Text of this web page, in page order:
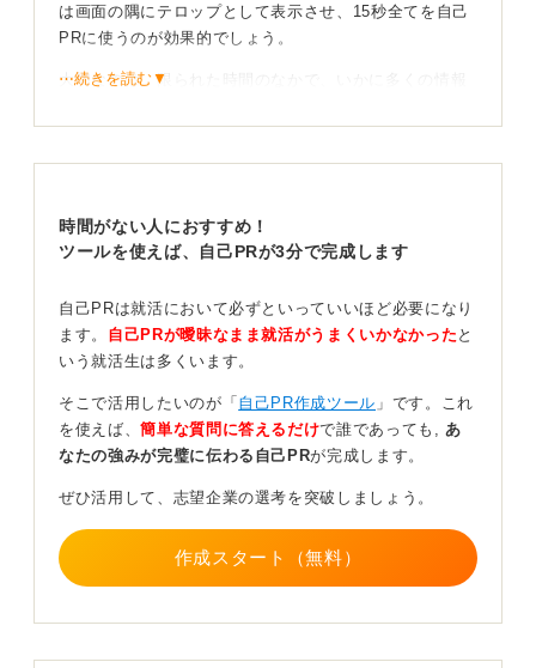
は画面の隅にテロップとして表示させ、15秒全てを自己
PRに使うのが効果的でしょう。
大切なのは、限られた時間のなかで、いかに多くの情報
CMをイメージ！ インパクトのある動画で記憶に残
イメージとしては、情報を詰めこんで説明するのではな
く、一つのメッセージを強調するテレビCMのようなイン
短い時間だからこそ、記憶に残るような「見せる」工夫
が、他の学生との差別化につながります。
⋯続きを読む▼
時間がない人におすすめ！
ツールを使えば、自己PRが3分で完成します
自己PRは就活において必ずといっていいほど必要になり
ます。 自己PRが曖昧なまま就活がうまくいかなかった と
いう就活生は多くいます。
そこで活用したいのが「 自己PR作成ツール 」です。これ
を使えば、簡単な質問に答えるだけで誰であっても, あ
なたの強みが完璧に伝わる自己PRが完成します。
ぜひ活用して、志望企業の選考を突破しましょう。
作成スタート（無料）